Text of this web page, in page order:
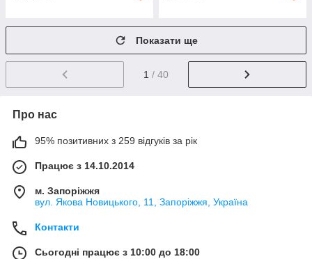
Показати ще
1 / 40
Про нас
95% позитивних з 259 відгуків за рік
Працює з 14.10.2014
м. Запоріжжя
вул. Якова Новицького, 11, Запоріжжя, Україна
Контакти
Сьогодні працює з 10:00 до 18:00